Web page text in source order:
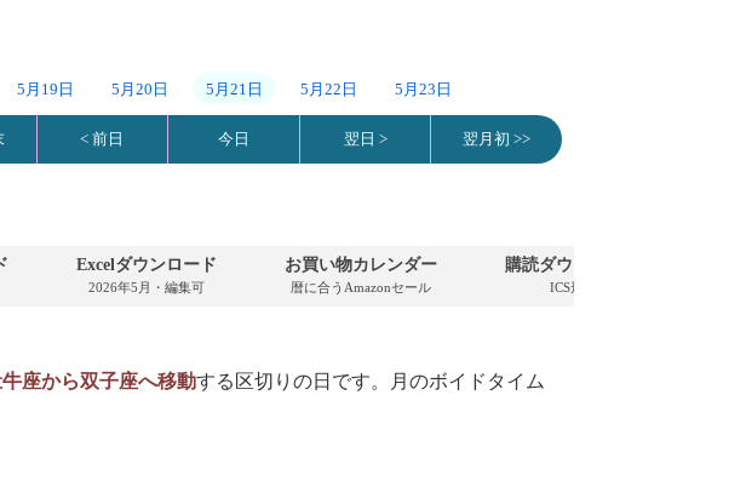
5月19日 5月20日 5月21日 5月22日 5月23日
< 前日 今日 翌日 > 翌月初 >>
Excelダウンロード
2026年5月・編集可
お買い物カレンダー
暦に合うAmazonセール
購読ダウンロード
ICS形式
座から双子座へ移動する区切りの日です。月のボイドタイム